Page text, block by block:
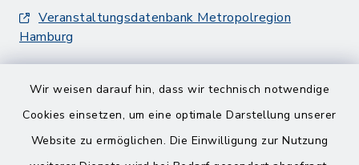
Wir weisen darauf hin, dass wir technisch notwendige
Cookies einsetzen, um eine optimale Darstellung unserer
Website zu ermöglichen. Die Einwilligung zur Nutzung
Veranstaltungsdatenbank Metropolregion
Hamburg